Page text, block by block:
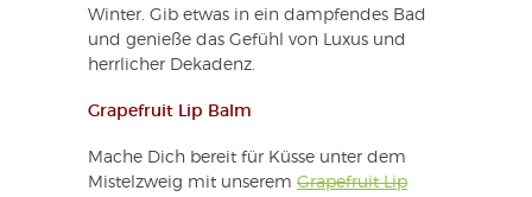
Winter. Gib etwas in ein dampfendes Bad
und genieße das Gefühl von Luxus und
herrlicher Dekadenz.
Grapefruit Lip Balm
Mache Dich bereit für Küsse unter dem
Mistelzweig mit unserem Grapefruit Lip